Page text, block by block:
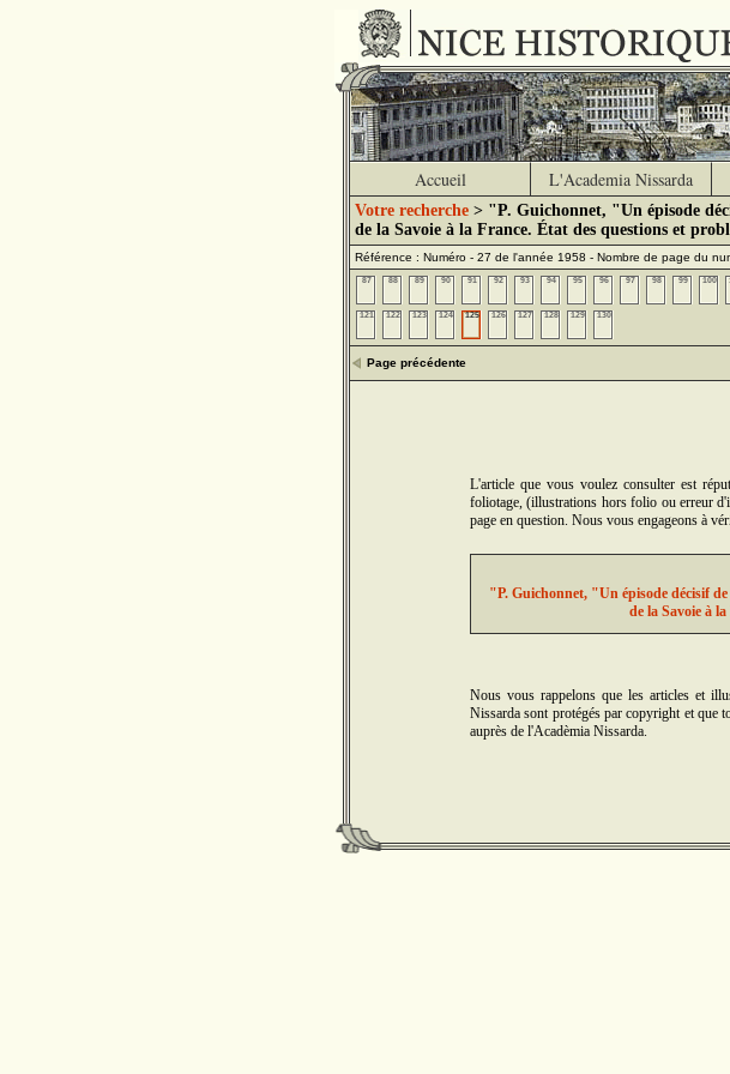
Accueil L'Academia Nissarda
Votre recherche > "P. Guichonnet, "Un épisode
de la Savoie à la France. État des questions et
Référence : Numéro - 27 de l'année 1958 - Nombre de page du
87 88 89 90 91 92 93 94 95 96 97 98 99 100
121 122 123 124 125 126 127 128 129 130
Page précédente
L'article que vous voulez consulter est
foliotage, (illustrations hors folio ou erreur
page en question. Nous vous engageons à
"P. Guichonnet, "Un épisode décisif
de la Savoie à
Nous vous rappelons que les articles et
Nissarda sont protégés par copyright et que
auprès de l'Acadèmia Nissarda.